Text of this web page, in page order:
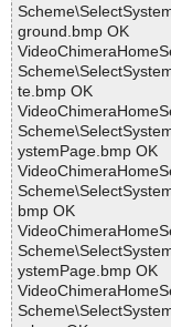
ground.bmp OK
te.bmp OK
ystemPage.bmp OK
bmp OK
ystemPage.bmp OK